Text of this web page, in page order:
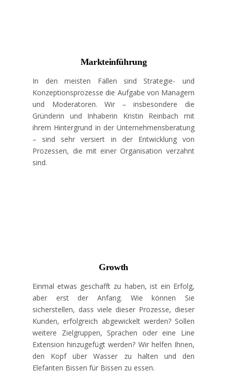
Markteinführung
In den meisten Fällen sind Strategie- und
Konzeptionsprozesse die Aufgabe von Managern
und Moderatoren. Wir – insbesondere die
Gründerin und Inhaberin Kristin Reinbach mit
ihrem Hintergrund in der Unternehmensberatung
– sind sehr versiert in der Entwicklung von
Prozessen, die mit einer Organisation verzahnt
sind.
Growth
Einmal etwas geschafft zu haben, ist ein Erfolg,
aber erst der Anfang. Wie können Sie
sicherstellen, dass viele dieser Prozesse, dieser
Kunden, erfolgreich abgewickelt werden? Sollen
weitere Zielgruppen, Sprachen oder eine Line
Extension hinzugefügt werden? Wir helfen Ihnen,
den Kopf über Wasser zu halten und den
Elefanten Bissen für Bissen zu essen.